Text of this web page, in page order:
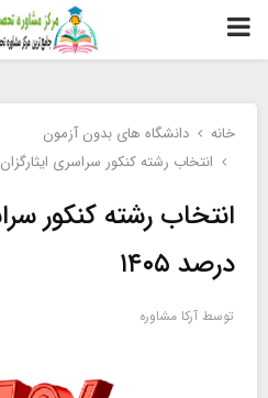
منوی
خانه
دانشگاه های بدون آزمون
انتخاب رشته کنکور سراسری ایثارگزان ۲۵ درصد ۱۴۰۵
درصد ۱۴۰۵
توسط آرکا مشاوره